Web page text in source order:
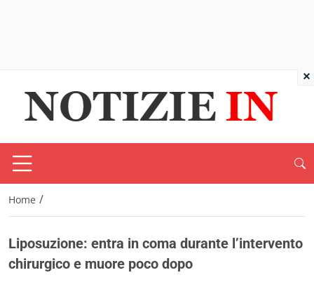
Home /
Liposuzione: entra in coma durante l’intervento
chirurgico e muore poco dopo
×